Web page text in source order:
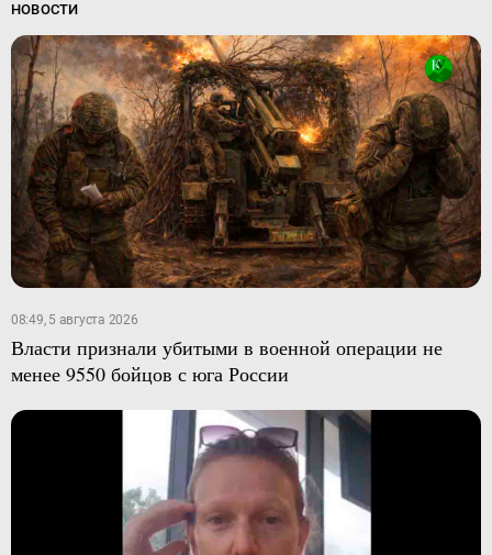
НОВОСТИ
08:49, 5 августа 2026
Власти признали убитыми в военной операции не
менее 9550 бойцов с юга России